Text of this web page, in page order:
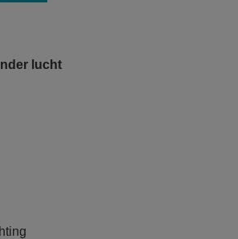
lucht